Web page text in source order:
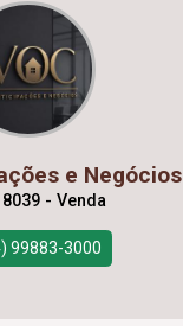
e Negócios
8039 - Venda
99883-3000